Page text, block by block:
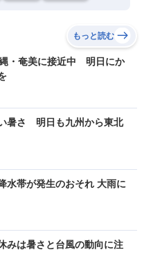
もっと読む
・奄美に接近中 明日にか
暑さ 明日も九州から東北
水帯が発生のおそれ 大雨に
は暑さと台風の動向に注